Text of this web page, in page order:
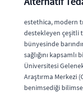
estethica, modern
destekleyen çeşitli
bünyesinde
sağlığını kapsamlı
Üniversitesi
Araştırma Merkezi
benimsediği